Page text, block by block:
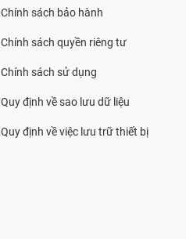
Chính sách bảo hành
Chính sách quyền riêng tư
Chính sách sử dụng
Quy định về sao lưu dữ liệu
Quy định về việc lưu trữ thiết bị